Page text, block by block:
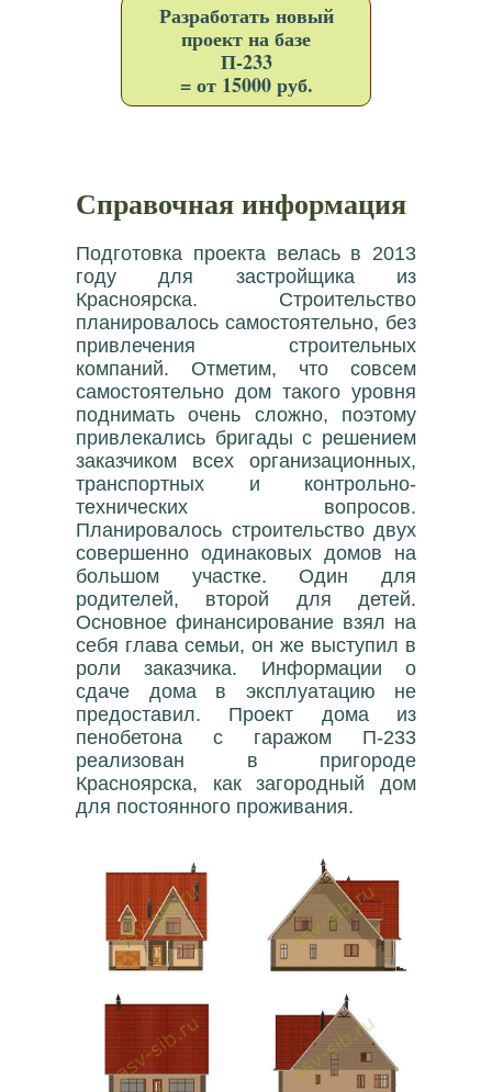
Разработать новый
проект на базе
П-233
= от 15000 руб.
Справочная информация
Подготовка проекта велась в 2013
году для застройщика из
Красноярска. Строительство
планировалось самостоятельно, без
привлечения строительных
компаний. Отметим, что совсем
самостоятельно дом такого уровня
поднимать очень сложно, поэтому
привлекались бригады с решением
заказчиком всех организационных,
транспортных и контрольно-
технических вопросов.
Планировалось строительство двух
совершенно одинаковых домов на
большом участке. Один для
родителей, второй для детей.
Основное финансирование взял на
себя глава семьи, он же выступил в
роли заказчика. Информации о
сдаче дома в эксплуатацию не
предоставил. Проект дома из
пенобетона с гаражом П-233
реализован в пригороде
Красноярска, как загородный дом
для постоянного проживания.